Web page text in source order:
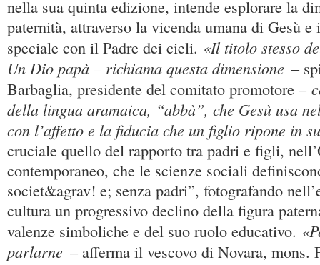
nella sua quinta edizione, intende esplorare la
paternità, attraverso la vicenda umana di Gesù e
speciale con il Padre dei cieli. «Il titolo stesso
Un Dio papà – richiama questa dimensione –
Barbaglia, presidente del comitato promotore –
della lingua aramaica, “abbà”, che Gesù usa
con l’affetto e la fiducia che un figlio ripone in
cruciale quello del rapporto tra padri e figli,
contemporaneo, che le scienze sociali
societ&agrav! e; senza padri”, fotografando
cultura un progressivo declino della figura
valenze simboliche e del suo ruolo educativo.
parlarne – afferma il vescovo di Novara, mons.